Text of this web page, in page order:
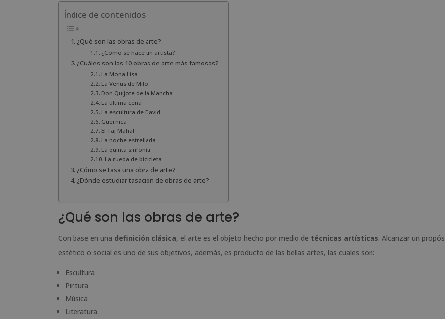
Índice de contenidos
¿Qué son las obras de arte?
¿Cómo se hace un artista?
¿Cuáles son las 10 obras de arte más famosas?
La Mona Lisa
La Venus de Milo
Don Quijote de la Mancha
La última cena
La escultura de David
Guernica
El Taj Mahal
La noche estrellada
La quinta sinfonía
La rueda de bicicleta
¿Cómo se tasa una obra de arte?
¿Dónde estudiar tasación de obras de arte?
¿Qué son las obras de arte?
Con base en una definición clásica, el arte es el objeto hecho por medio de técnicas artísticas. Alcanzar un
estético o social es uno de sus objetivos, además, es producto de las bellas artes, las cuales son:
Escultura
Pintura
Música
Literatura